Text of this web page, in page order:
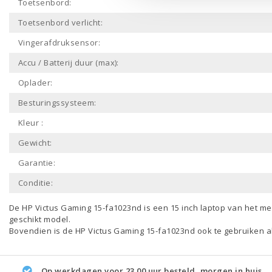
Toetsenbord:
Toetsenbord verlicht:
Vingerafdruksensor:
Accu / Batterij duur (max):
Oplader:
Besturingssysteem:
Kleur :
Gewicht:
Garantie:
Conditie:
De HP Victus Gaming 15-fa1023nd is een 15 inch laptop van het
geschikt model.
Bovendien is de HP Victus Gaming 15-fa1023nd ook te gebruiken